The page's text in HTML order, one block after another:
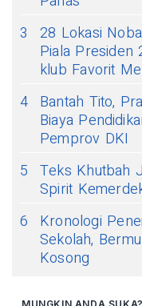
3
28 Lokasi
Piala Presiden
klub Favorit
4 Bantah Tito,
Biaya
Pemprov DKI
5 Teks Khutbah
Spirit
6
Kronologi
Sekolah,
Kosong